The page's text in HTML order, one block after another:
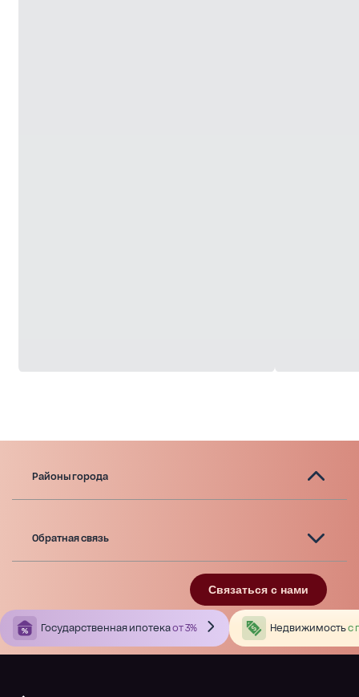
Районы города
Обратная связь
Связаться с нами
Государственная ипотекаот 3% Недвижимостьс